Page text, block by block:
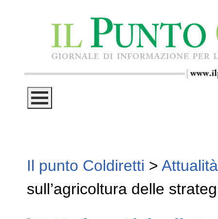
Il punto Coldiretti > Attualità
sull’agricoltura delle